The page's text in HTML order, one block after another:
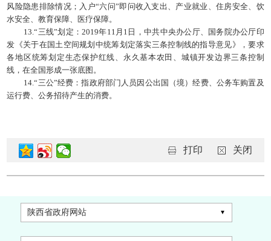
风险隐患排除情况；入户“六问”即问收入支出、产业就业、住房安全、饮
水安全、教育保障、医疗保障。
13.“三线”划定：2019年11月1日，中共中央办公厅、国务院办公厅印
发《关于在国土空间规划中统筹划定落实三条控制线的指导意见》，要求
各地区统筹划定生态保护红线、永久基本农田、城镇开发边界三条控制
线，在全国形成一张底图。
14.“三公”经费：指政府部门人员因公出国（境）经费、公务车购置及
运行费、公务招待产生的消费。
打印 关闭
陕西省政府网站